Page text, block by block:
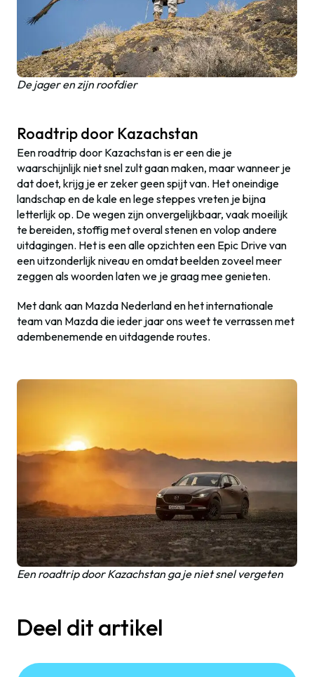
De jager en zijn roofdier
Roadtrip door Kazachstan
Een roadtrip door Kazachstan is er een die je
waarschijnlijk niet snel zult gaan maken, maar wanneer je
dat doet, krijg je er zeker geen spijt van. Het oneindige
landschap en de kale en lege steppes vreten je bijna
letterlijk op. De wegen zijn onvergelijkbaar, vaak moeilijk
te bereiden, stoffig met overal stenen en volop andere
uitdagingen. Het is een alle opzichten een Epic Drive van
een uitzonderlijk niveau en omdat beelden zoveel meer
zeggen als woorden laten we je graag mee genieten.
Met dank aan Mazda Nederland en het internationale
team van Mazda die ieder jaar ons weet te verrassen met
adembenemende en uitdagende routes.
Een roadtrip door Kazachstan ga je niet snel vergeten
Deel dit artikel